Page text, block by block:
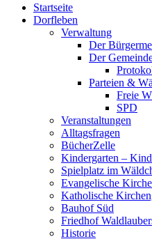
oben
scrollen
Startseite
Dorfleben
Verwaltung
Der
Der
Parteien &
Freie
SPD
Veranstaltungen
Alltagsfragen
BücherZelle
Kindergarten –
Spielplatz im
Evangelische
Katholische
Bauhof Süd
Friedhof
Historie